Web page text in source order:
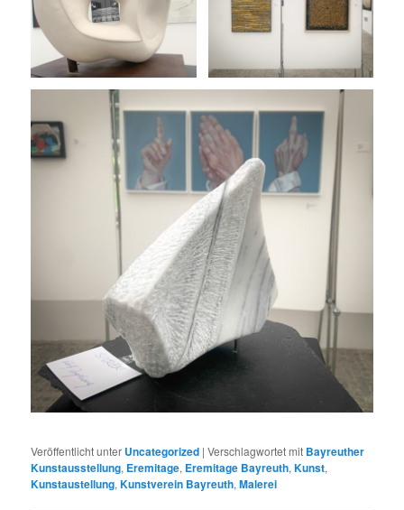
Veröffentlicht unter Uncategorized |Verschlagwortet mit Bayreuther
Kunstausstellung, Eremitage, Eremitage Bayreuth,Kunst,
Kunstaustellung,Kunstverein Bayreuth,Malerei